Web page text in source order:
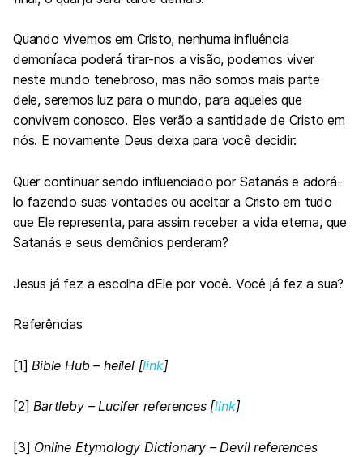
Quando vivemos em Cristo, nenhuma influência
demoníaca poderá tirar-nos a visão, podemos viver
neste mundo tenebroso, mas não somos mais parte
dele, seremos luz para o mundo, para aqueles que
convivem conosco. Eles verão a santidade de Cristo em
nós. E novamente Deus deixa para você decidir:
Quer continuar sendo influenciado por Satanás e adorá-
lo fazendo suas vontades ou aceitar a Cristo em tudo
que Ele representa, para assim receber a vida eterna, que
Satanás e seus demônios perderam?
Jesus já fez a escolha dEle por você. Você já fez a sua?
Referências
[1] Bible Hub – heilel [link]
[2] Bartleby – Lucifer references [link]
[3] Online Etymology Dictionary – Devil references